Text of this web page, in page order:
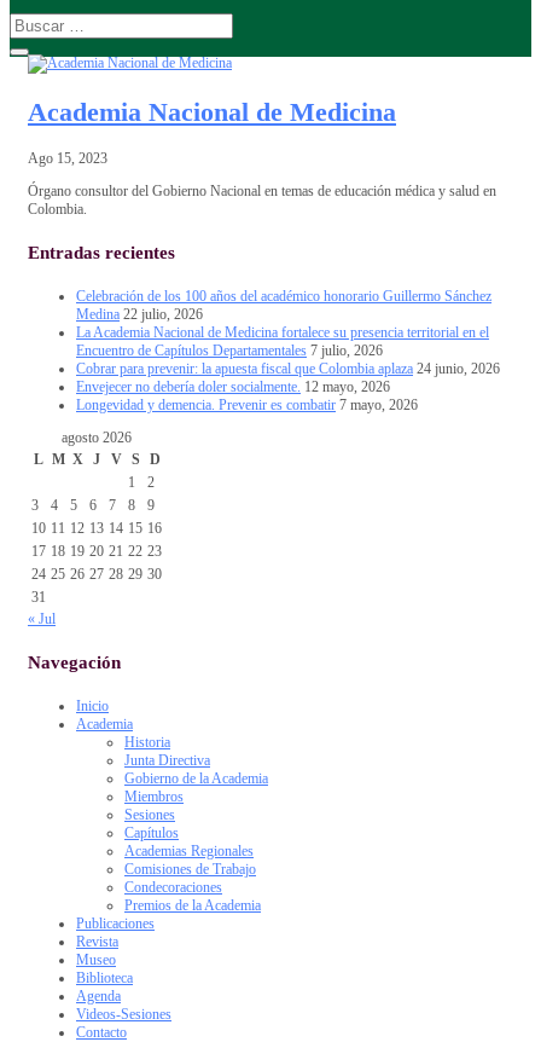
Academia Nacional de Medicina
Ago 15, 2023
Órgano consultor del Gobierno Nacional en temas de educación médica y salud en
Colombia.
Entradas recientes
Celebración de los 100 años del académico honorario Guillermo Sánchez
Medina 22 julio, 2026
La Academia Nacional de Medicina fortalece su presencia territorial en el
Encuentro de Capítulos Departamentales 7 julio, 2026
Cobrar para prevenir: la apuesta fiscal que Colombia aplaza 24 junio, 2026
Envejecer no debería doler socialmente. 12 mayo, 2026
Longevidad y demencia. Prevenir es combatir 7 mayo, 2026
agosto 2026
L M X J V S
D
1
2
3
4 5 6 7 8
9
10 11 12 13 14 15 16
17 18 19 20 21 22 23
24 25 26 27 28 29 30
31
« Jul
Navegación
Inicio
Academia
Historia
Junta Directiva
Gobierno de la Academia
Miembros
Sesiones
Capítulos
Academias Regionales
Comisiones de Trabajo
Condecoraciones
Premios de la Academia
Publicaciones
Revista
Museo
Biblioteca
Agenda
Videos-Sesiones
Contacto